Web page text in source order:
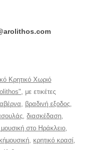
Κρητικό Χωριό
, με ετικέτες
βραδινή εξοδος
διασκέδαση
στο Ηράκλειο
κρητικό κρασί